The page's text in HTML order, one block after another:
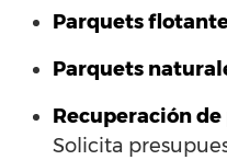
Parquets
Parquets
Recuperación
Solicita